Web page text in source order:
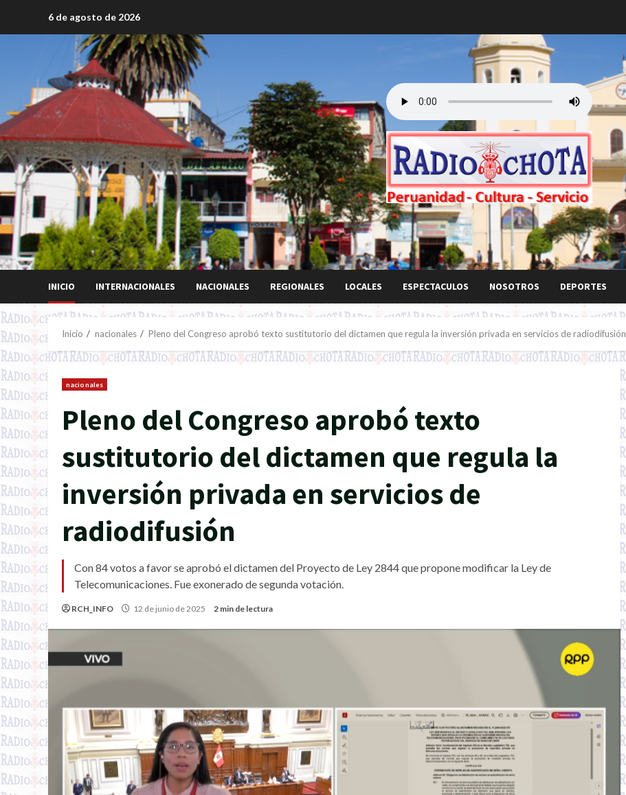
6 de agosto de 2026
INICIO INTERNACIONALES NACIONALES REGIONALES LOCALES ESPECTACULOS NOSOTROS DEPORTES
Inicio nacionales Pleno del Congreso aprobó texto sustitutorio del dictamen que regula la inversión privada en servicios de radiodifusión
nacionales
Pleno del Congreso aprobó texto
sustitutorio del dictamen que regula la
inversión privada en servicios de
radiodifusión
Con 84 votos a favor se aprobó el dictamen del Proyecto de Ley 2844 que propone modificar la Ley de
Telecomunicaciones. Fue exonerado de segunda votación.
RCH_INFO 12 de junio de 2025 2 min de lectura